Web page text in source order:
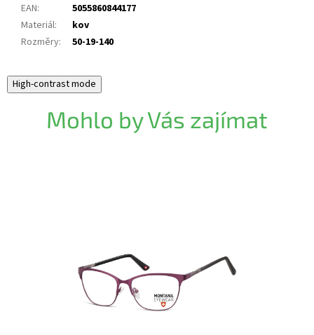
EAN:
5055860844177
Materiál:
kov
Rozměry: 50-19-140
High-contrast mode
Mohlo by Vás zajímat